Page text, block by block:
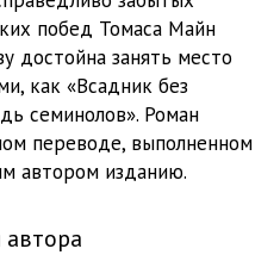
13:41
28:19
побед Томаса Майн
достойна занять место
как «Всадник без
семинолов». Роман
переводе, выполненном
автором изданию.